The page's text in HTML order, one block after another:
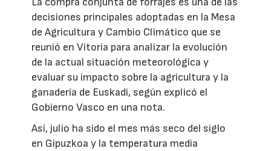
decisiones principales adoptadas en la Mesa
de Agricultura y Cambio Climático que se
reunió en Vitoria para analizar la evolución
de la actual situación meteorológica y
evaluar su impacto sobre la agricultura y la
ganadería de Euskadi, según explicó el
Gobierno Vasco en una nota.
Así, julio ha sido el mes más seco del siglo
en Gipuzkoa y la temperatura media